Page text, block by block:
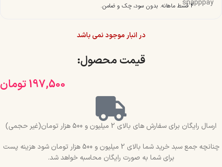
۴ قسط ماهانه. بدون سود، چک و ضامن.
در انبار موجود نمی باشد
قیمت محصول:​
197,500تومان
ارسال رایگان برای سفارش های بالای 2 میلیون و 500 هزار تومان(غیر حجمی)
چنانچه جمع سبد خرید شما بالای 2 میلیون و 500 هزار تومان شود هزینه پست
برای شما به صورت رایگان محاسبه خواهد شد.